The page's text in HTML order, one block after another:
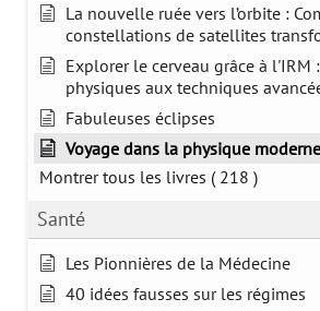
La nouvelle ruée vers l’orbite :
constellations de satellites
Explorer le cerveau grâce à l'IRM
physiques aux techniques
Fabuleuses éclipses
Voyage dans la physique moderne
Montrer tous les livres ( 218 )
Santé
Les Pionnières de la Médecine
40 idées fausses sur les régimes